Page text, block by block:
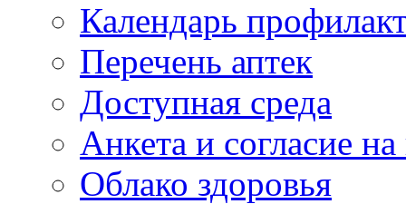
Календарь
Перечень аптек
Доступная среда
Анкета и согласие
Облако здоровья